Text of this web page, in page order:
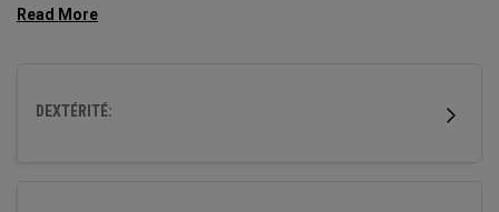
d'un fer.
DEXTÉRITÉ: